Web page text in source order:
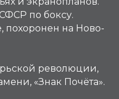
по боксу.
на Ново-
революции,
«Знак Почёта».